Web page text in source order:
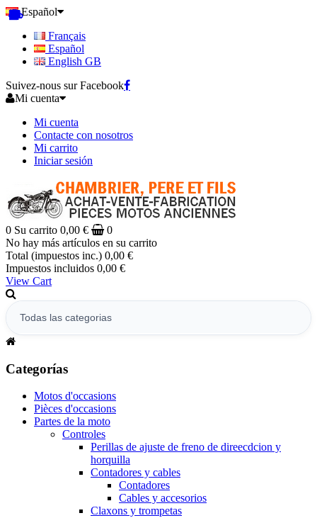
Español
Français
Español
English GB
Suivez-nous sur Facebook
Mi cuenta
Mi cuenta
Contacte con nosotros
Mi carrito
Iniciar sesión
0 Su carrito 0,00 €
0
No hay más artículos en su carrito
Total (impuestos inc.) 0,00 €
Impuestos incluidos 0,00 €
View Cart
Categorías
Motos d'occasions
Pièces d'occasions
Partes de la moto
Controles
Perillas de ajuste de freno de direecdcion y
horquilla
Contadores y cables
Contadores
Cables y accesorios
Claxons y trompetas